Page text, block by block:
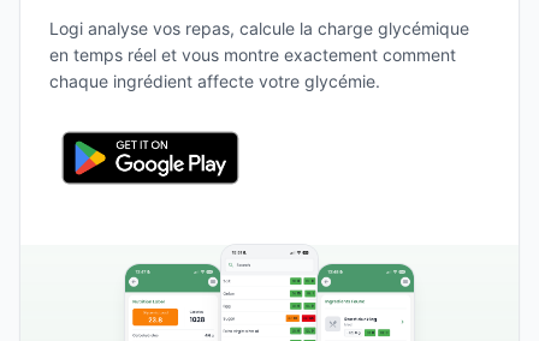
Logi analyse vos repas, calcule la charge glycémique
en temps réel et vous montre exactement comment
chaque ingrédient affecte votre glycémie.